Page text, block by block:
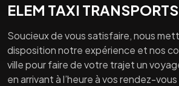
ELEM TAXI TRANSPORTS
Soucieux de vous satisfaire, nous
disposition notre expérience et nos
ville pour faire de votre trajet un
en arrivant à l’heure à vos rendez-